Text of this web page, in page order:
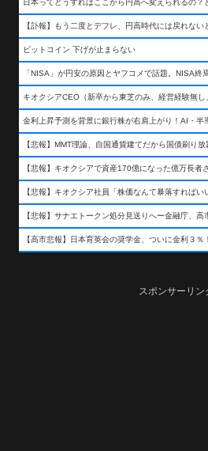
日本ってどうすればここから円高へ変えられるの？
【訃報】もう二度とデフレ、円高時代には戻れな
ビットコイン 下げが止まらない
「NISA」が円安の原因とヤフコメで話題。NISA終
【悲報】キオクシア社員「株価なんて暴落すれば
【悲報】サナエトークン処分見送りへー金融庁、高
【高市悲報】日本育英会の奨学金、ついに金利３％
スポンサーリン